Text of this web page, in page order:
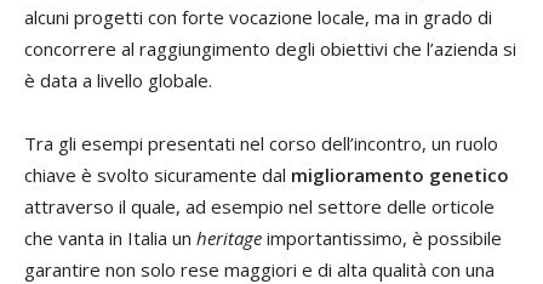
alcuni progetti con forte vocazione locale, ma in grado di
concorrere al raggiungimento degli obiettivi che l’azienda si
è data a livello globale.
Tra gli esempi presentati nel corso dell’incontro, un ruolo
chiave è svolto sicuramente dal miglioramento genetico
attraverso il quale, ad esempio nel settore delle orticole
che vanta in Italia un heritage importantissimo, è possibile
garantire non solo rese maggiori e di alta qualità con una